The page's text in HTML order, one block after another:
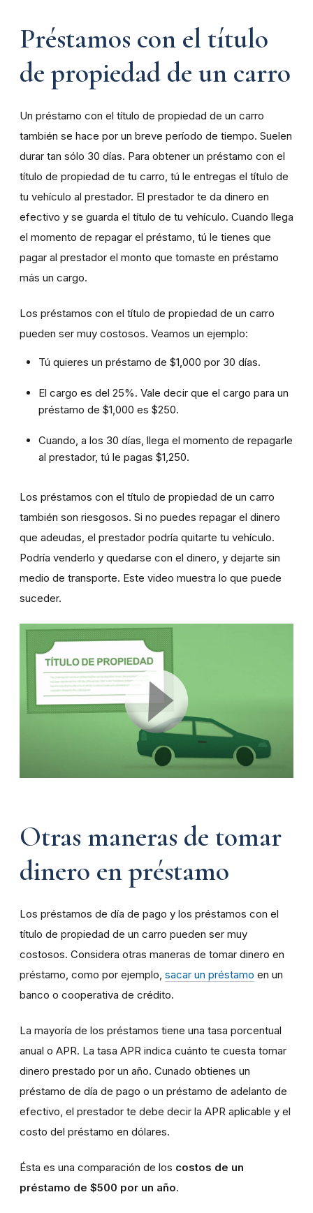
Préstamos con el título
de propiedad de un carro
Un préstamo con el título de propiedad de un carro
también se hace por un breve período de tiempo. Suelen
durar tan sólo 30 días. Para obtener un préstamo con el
título de propiedad de tu carro, tú le entregas el título de
tu vehículo al prestador. El prestador te da dinero en
efectivo y se guarda el título de tu vehículo. Cuando llega
el momento de repagar el préstamo, tú le tienes que
pagar al prestador el monto que tomaste en préstamo
más un cargo.
Los préstamos con el título de propiedad de un carro
pueden ser muy costosos. Veamos un ejemplo:
Tú quieres un préstamo de $1,000 por 30 días.
El cargo es del 25%. Vale decir que el cargo para un
préstamo de $1,000 es $250.
Cuando, a los 30 días, llega el momento de repagarle
al prestador, tú le pagas $1,250.
Los préstamos con el título de propiedad de un carro
también son riesgosos. Si no puedes repagar el dinero
que adeudas, el prestador podría quitarte tu vehículo.
Podría venderlo y quedarse con el dinero, y dejarte sin
medio de transporte. Este video muestra lo que puede
suceder.
Otras maneras de tomar
dinero en préstamo
Los préstamos de día de pago y los préstamos con el
título de propiedad de un carro pueden ser muy
costosos. Considera otras maneras de tomar dinero en
préstamo, como por ejemplo, sacar un préstamo en un
banco o cooperativa de crédito.
La mayoría de los préstamos tiene una tasa porcentual
anual o APR. La tasa APR indica cuánto te cuesta tomar
dinero prestado por un año. Cunado obtienes un
préstamo de día de pago o un préstamo de adelanto de
efectivo, el prestador te debe decir la APR aplicable y el
costo del préstamo en dólares.
Ésta es una comparación de los costos de un
préstamo de $500 por un año.